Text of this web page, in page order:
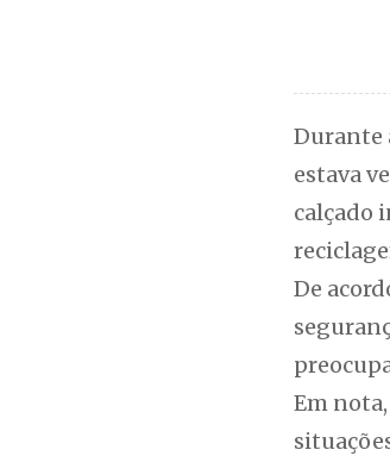
Durante
estava
calçado
De
Em